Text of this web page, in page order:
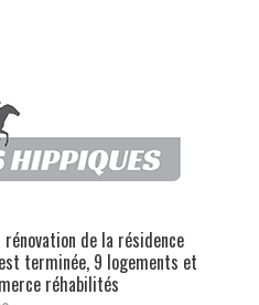
rénovation de la résidence
terminée, 9 logements et
réhabilités